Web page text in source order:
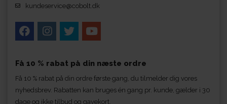
kundeservice@cobolt.dk
Få 10 % rabat på din næste ordre
Få 10 % rabat på din ordre første gang, du tilmelder dig vores
nyhedsbrev. Rabatten kan bruges én gang pr. kunde, gælder i 30
dage og ikke tilbud og gavekort.